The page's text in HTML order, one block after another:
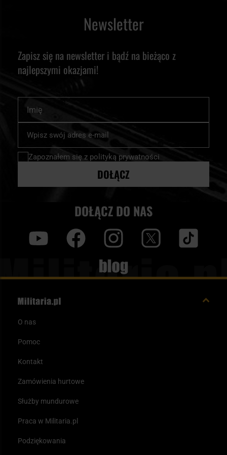
Newsletter
Zapisz się na newsletter i bądź na bieżąco z
najlepszymi okazjami!
nasz
newsletter:
Zapoznałem się z polityką prywatności
DOŁĄCZ
DOŁĄCZ DO NAS
Blog
O nas
Pomoc
Kontakt
Zamówienia hurtowe
Służby mundurowe
Praca w Militaria.pl
Podziękowania